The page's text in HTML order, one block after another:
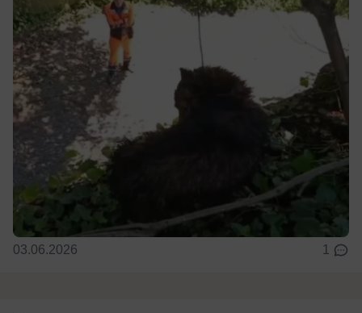
03.06.2026 1